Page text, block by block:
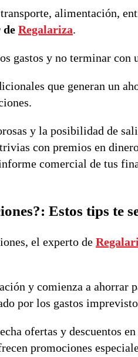
alimentación,
de Regalariza.
gastos y no terminar con
que generan un
y la posibilidad de
con premios en
comercial de tus
Estos tips
el experto de
y comienza a ahorrar
por los gastos
ofertas y descuentos
promociones